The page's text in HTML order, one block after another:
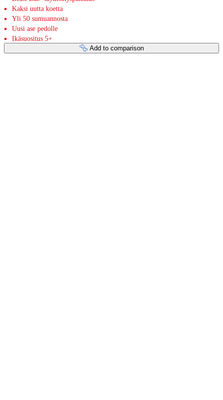
Kaksi uutta koetta
Yli 50 sumuannosta
Uusi ase pedolle
Ikäsuositus 5+
Add to comparison